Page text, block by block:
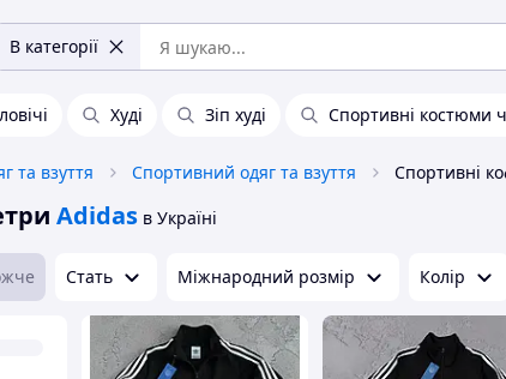
В категорії
Худі Зіп худі Спортивні костюми
та взуття Спортивний одяг та взуття Спортивні
Adidas в Україні
Стать Міжнародний розмір Колір